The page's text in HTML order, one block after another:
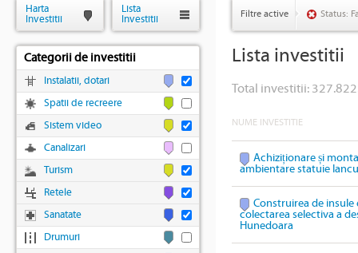
Filtre active Status:
Lista investitii
Total investitii:
NUME INVESTITIE
Achiziționare și
ambientare statuie
Construirea de
colectarea selectiva a
Hunedoara
Harta
Investitii
Lista
Investitii
Categorii de investitii
Instalatii, dotari
Spatii de recreere
Sistem video
Canalizari
Turism
Retele
Sanatate
Drumuri